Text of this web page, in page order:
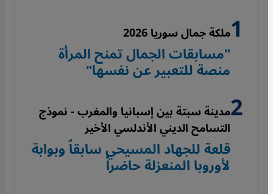
ملكة جمال سوريا 2026
"مسابقات الجمال تمنح المرأة
منصة للتعبير عن نفسها"
مدينة سبتة بين إسبانيا والمغرب - نموذج
التسامح الديني الأندلسي الأخير
قلعة للجهاد المسيحي سابقاً وبوابة
لأوروبا المنعزلة حاضراً